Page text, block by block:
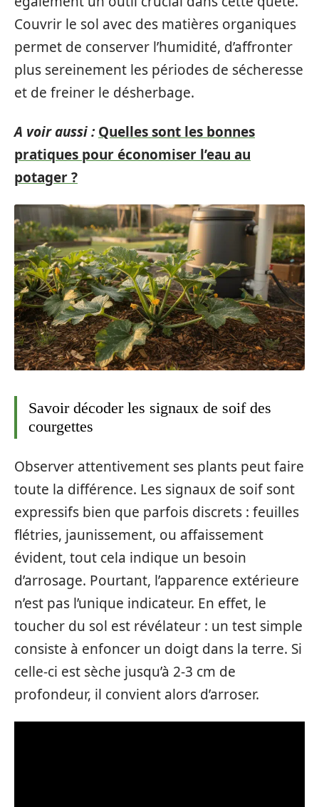
Couvrir le sol avec des matières organiques
permet de conserver l’humidité, d’affronter
plus sereinement les périodes de sécheresse
et de freiner le désherbage.
A voir aussi : Quelles sont les bonnes
pratiques pour économiser l’eau au
potager ?
Savoir décoder les signaux de soif des
courgettes
Observer attentivement ses plants peut faire
toute la différence. Les signaux de soif sont
expressifs bien que parfois discrets : feuilles
flétries, jaunissement, ou affaissement
évident, tout cela indique un besoin
d’arrosage. Pourtant, l’apparence extérieure
n’est pas l’unique indicateur. En effet, le
toucher du sol est révélateur : un test simple
consiste à enfoncer un doigt dans la terre. Si
celle-ci est sèche jusqu’à 2-3 cm de
profondeur, il convient alors d’arroser.